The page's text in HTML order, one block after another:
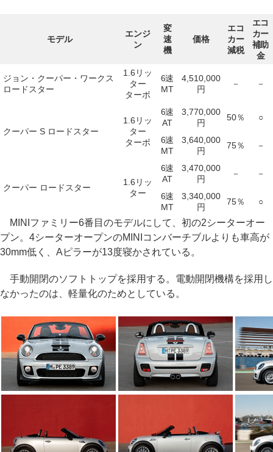
モデル
エンジ
ン
変
速
機
価格
エコ
カー
減税
エコ
カー
補助
金
ジョン・クーパー・ワークス
ロードスター
1.6リッ
ター
ターボ
6速
MT
4,510,000
円
－ －
クーパー S ロードスター
1.6リッ
ター
ターボ
6速
AT
3,770,000
円
50％ ○
6速
MT
3,640,000
円
75％ －
クーパー ロードスター
1.6リッ
ター
6速
AT
3,470,000
円
－ －
6速
MT
3,340,000
円
75％ ○
MINIファミリー6番目のモデルにして、初の2シーターオー
プン。4シーターオープンのMINIコンバーチブルよりも車高が
30mm低く、Aピラーが13度寝かされている。
手動開閉のソフトトップを採用する。電動開閉機構を採用し
なかったのは、軽量化のためとしている。